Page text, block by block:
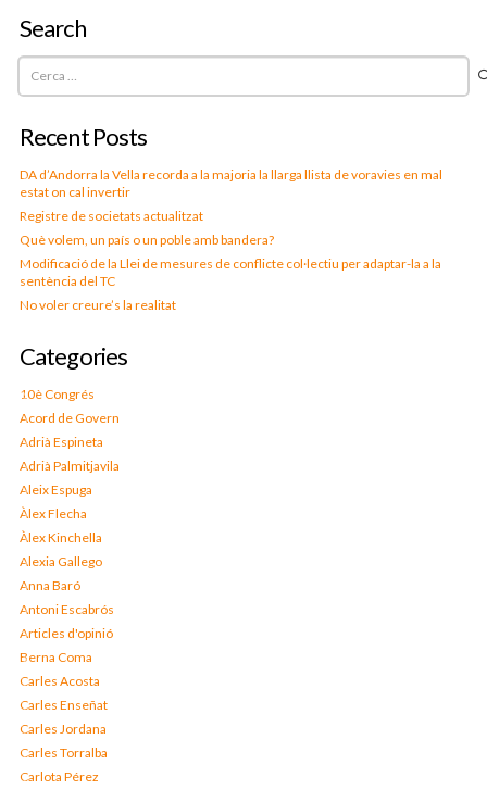
Search
Cerca:
Recent Posts
DA d’Andorra la Vella recorda a la majoria la llarga llista de voravies en mal
estat on cal invertir
Registre de societats actualitzat
Què volem, un país o un poble amb bandera?
Modificació de la Llei de mesures de conflicte col·lectiu per adaptar-la a la
sentència del TC
No voler creure’s la realitat
Categories
10è Congrés
Acord de Govern
Adrià Espineta
Adrià Palmitjavila
Aleix Espuga
Àlex Flecha
Àlex Kinchella
Alexia Gallego
Anna Baró
Antoni Escabrós
Articles d'opinió
Berna Coma
Carles Acosta
Carles Enseñat
Carles Jordana
Carles Torralba
Carlota Pérez